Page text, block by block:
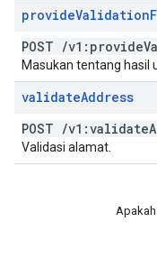
provideValidation
POST /v1:provide
Masukan tentang hasil
validateAddress
POST /v1:validate
Validasi alamat.